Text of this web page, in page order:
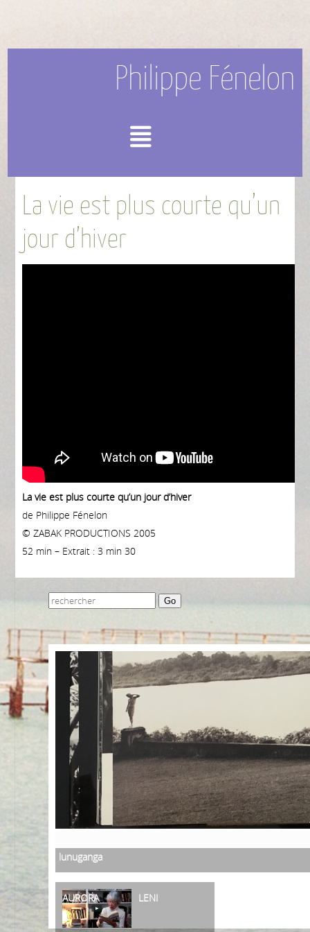
Philippe Fénelon
La vie est plus courte qu’un
jour d’hiver
La vie est plus courte qu’un jour d’hiver
de Philippe Fénelon
© ZABAK PRODUCTIONS 2005
52 min – Extrait : 3 min 30
Go
lunuganga
AURORA LENI